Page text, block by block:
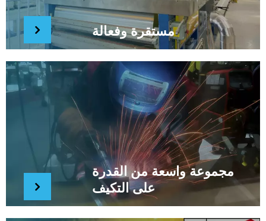
مستقرة وفعالة
مجموعة واسعة من القدرة
على التكيف